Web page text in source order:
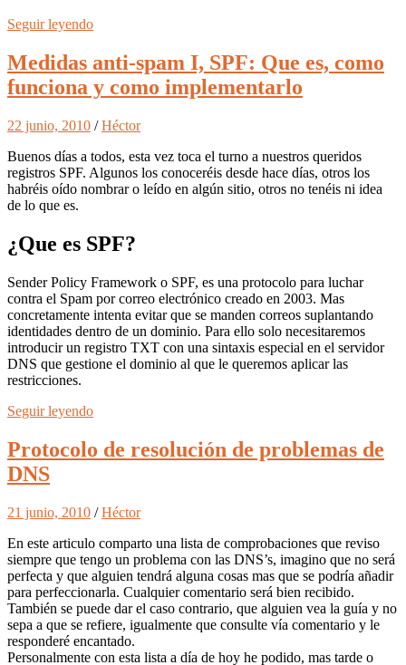
Seguir leyendo
Medidas anti-spam I, SPF: Que es, como
funciona y como implementarlo
22 junio, 2010 /Héctor
Buenos días a todos, esta vez toca el turno a nuestros queridos
registros SPF. Algunos los conoceréis desde hace días, otros los
habréis oído nombrar o leído en algún sitio, otros no tenéis ni idea
de lo que es.
¿Que es SPF?
Sender Policy Framework o SPF, es una protocolo para luchar
contra el Spam por correo electrónico creado en 2003. Mas
concretamente intenta evitar que se manden correos suplantando
identidades dentro de un dominio. Para ello solo necesitaremos
introducir un registro TXT con una sintaxis especial en el servidor
DNS que gestione el dominio al que le queremos aplicar las
restricciones.
Seguir leyendo
Protocolo de resolución de problemas de
DNS
21 junio, 2010 /Héctor
En este articulo comparto una lista de comprobaciones que reviso
siempre que tengo un problema con las DNS’s, imagino que no será
perfecta y que alguien tendrá alguna cosas mas que se podría añadir
para perfeccionarla. Cualquier comentario será bien recibido.
También se puede dar el caso contrario, que alguien vea la guía y no
sepa a que se refiere, igualmente que consulte vía comentario y le
responderé encantado.
Personalmente con esta lista a día de hoy he podido, mas tarde o